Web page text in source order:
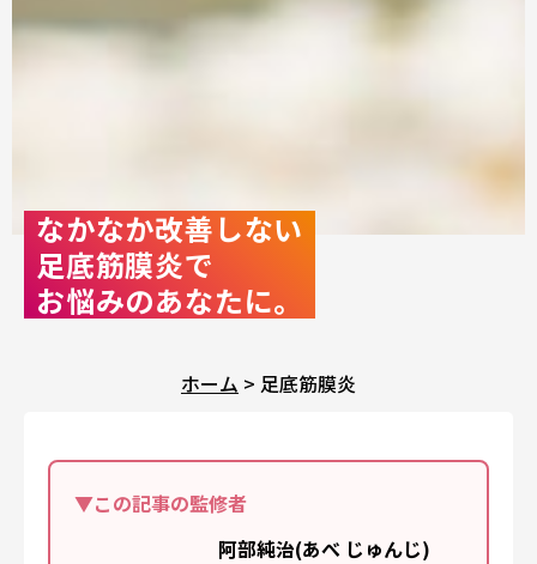
なかなか改善しない
足底筋膜炎で
お悩みのあなたに。
ホーム > 足底筋膜炎
▼この記事の監修者
阿部純治(あべ じゅんじ)